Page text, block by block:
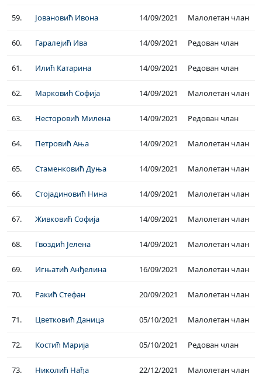
59. Јовановић Ивона 14/09/2021 Малолетан члан
60. Гаралејић Ива 14/09/2021 Редован члан
61. Илић Катарина 14/09/2021 Редован члан
62. Марковић Софија 14/09/2021 Малолетан члан
63. Несторовић Милена 14/09/2021 Редован члан
64. Петровић Ања 14/09/2021 Малолетан члан
65. Стаменковић Дуња 14/09/2021 Малолетан члан
66. Стојадиновић Нина 14/09/2021 Малолетан члан
67. Живковић Софија 14/09/2021 Малолетан члан
68. Гвоздић Јелена 14/09/2021 Малолетан члан
69. Игњатић Анђелина 16/09/2021 Малолетан члан
70. Ракић Стефан 20/09/2021 Малолетан члан
71. Цветковић Даница 05/10/2021 Малолетан члан
72. Костић Марија 05/10/2021 Редован члан
73. Николић Нађа 22/12/2021 Малолетан члан